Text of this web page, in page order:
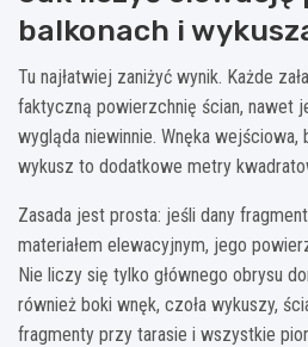
balkonach i
Tu najłatwiej zaniżyć wynik. Każde
faktyczną powierzchnię ścian, nawet
wygląda niewinnie. Wnęka
wykusz to dodatkowe metry
Zasada jest prosta: jeśli dany
materiałem elewacyjnym, jego
Nie liczy się tylko głównego obrysu
również boki wnęk, czoła wykuszy,
fragmenty przy tarasie i wszystkie